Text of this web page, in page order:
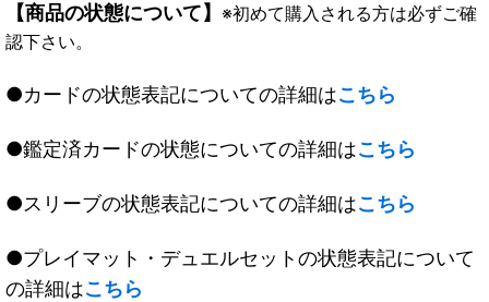
【商品の状態について】 ※初めて購入される方は必ずご確
認下さい。
●カードの状態表記についての詳細はこちら
●鑑定済カードの状態についての詳細はこちら
●スリーブの状態表記についての詳細はこちら
●プレイマット・デュエルセットの状態表記について
の詳細はこちら